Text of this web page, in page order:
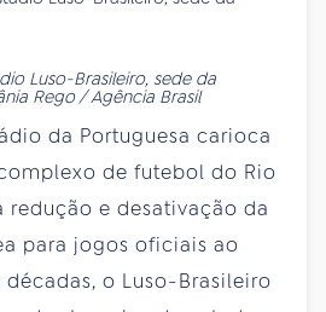
Luso-Brasileiro, sede da
Rego / Agência Brasil
da Portuguesa carioca
de futebol do Rio
redução e desativação da
para jogos oficiais ao
o Luso-Brasileiro